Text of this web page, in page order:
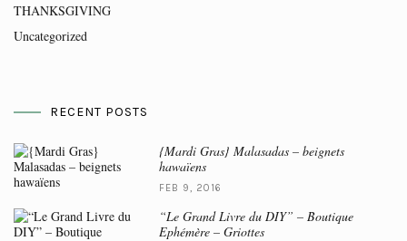
THANKSGIVING
Uncategorized
RECENT POSTS
{Mardi Gras} Malasadas – beignets
hawaïens
FEB 9, 2016
“Le Grand Livre du DIY” – Boutique
Ephémère – Griottes